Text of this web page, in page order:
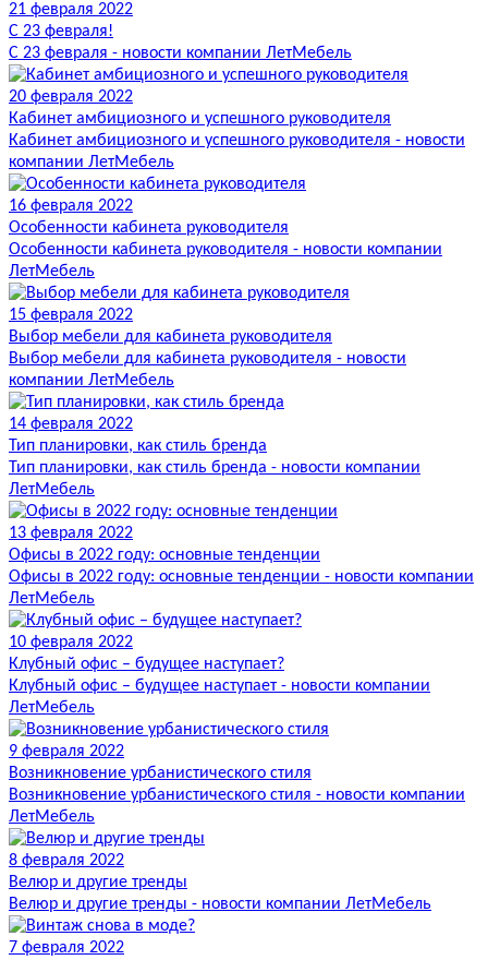
21 февраля 2022
С 23 февраля!
С 23 февраля - новости компании ЛетМебель
20 февраля 2022
Кабинет амбициозного и успешного руководителя
Кабинет амбициозного и успешного руководителя - новости
компании ЛетМебель
16 февраля 2022
Особенности кабинета руководителя
Особенности кабинета руководителя - новости компании
ЛетМебель
15 февраля 2022
Выбор мебели для кабинета руководителя
Выбор мебели для кабинета руководителя - новости
компании ЛетМебель
14 февраля 2022
Тип планировки, как стиль бренда
Тип планировки, как стиль бренда - новости компании
ЛетМебель
13 февраля 2022
Офисы в 2022 году: основные тенденции
Офисы в 2022 году: основные тенденции - новости компании
ЛетМебель
10 февраля 2022
Клубный офис – будущее наступает?
Клубный офис – будущее наступает - новости компании
ЛетМебель
9 февраля 2022
Возникновение урбанистического стиля
Возникновение урбанистического стиля - новости компании
ЛетМебель
8 февраля 2022
Велюр и другие тренды
Велюр и другие тренды - новости компании ЛетМебель
7 февраля 2022